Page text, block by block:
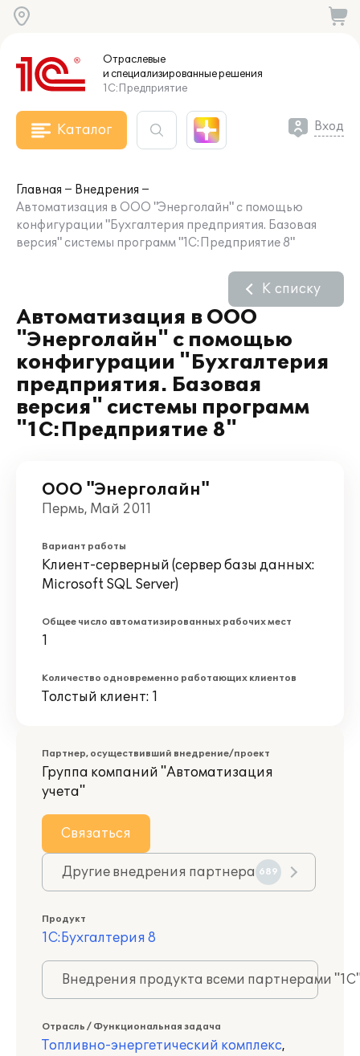
Отраслевые
и специализированныерешения
1С:Предприятие
Каталог Вход
Главная
Внедрения
Автоматизация в ООО "Энерголайн" с помощью
конфигурации "Бухгалтерия предприятия. Базовая
версия" системы программ "1С:Предприятие 8"
Автоматизация в ООО
"Энерголайн" с помощью
конфигурации "Бухгалтерия
предприятия. Базовая
версия" системы программ
"1С:Предприятие 8"
К списку
ООО "Энерголайн"
Пермь, Май 2011
Вариант работы
Клиент-серверный (сервер базы данных:
Microsoft SQL Server)
Общее число автоматизированных рабочих мест
1
Количество одновременно работающих клиентов
Толстый клиент: 1
Партнер, осуществивший внедрение/проект
Группа компаний "Автоматизация
учета"
Связаться
Другие внедрения партнера 689
Продукт
1С:Бухгалтерия 8
Внедрения продукта всеми партнерами
Отрасль / Функциональная задача
Топливно-энергетический комплекс,